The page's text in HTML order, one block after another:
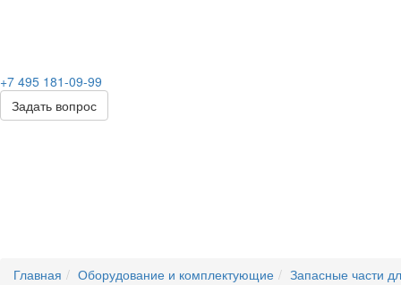
+7 495 181-09-99
Задать вопрос
Главная Оборудование и комплектующие Запасные части